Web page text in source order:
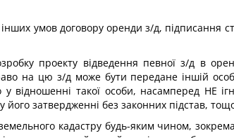
умов договору оренди з/д, підписання
проекту відведення певної з/д в
на цю з/д може бути передане іншій
відношенні такої особи, насамперед НЕ
затвердженні без законних підстав,
кадастру будь-яким чином,